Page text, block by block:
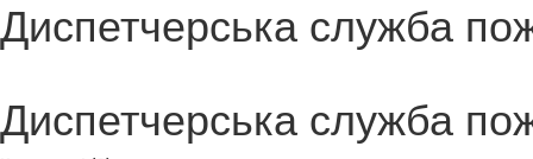
Диспетчерська служба
Диспетчерська служба